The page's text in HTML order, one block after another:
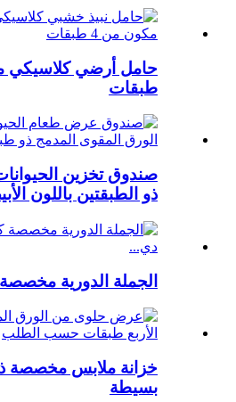
طبقات
صندوق تخزين
ذو الطبقتين باللون
الجملة الدورية
بسيطة